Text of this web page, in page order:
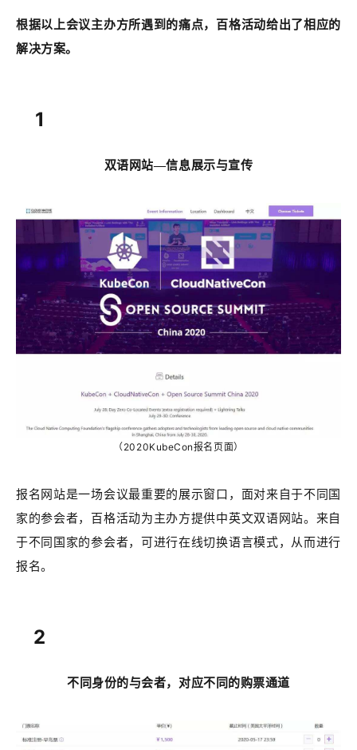
根据以上会议主办方所遇到的痛点，百格活动给出了相应的
解决方案。
1
双语网站—信息展示与宣传
（2020KubeCon报名页面）
报名网站是一场会议最重要的展示窗口，面对来自于不同国
家的参会者，百格活动为主办方提供中英文双语网站。来自
于不同国家的参会者，可进行在线切换语言模式，从而进行
报名。
2
不同身份的与会者，对应不同的购票通道